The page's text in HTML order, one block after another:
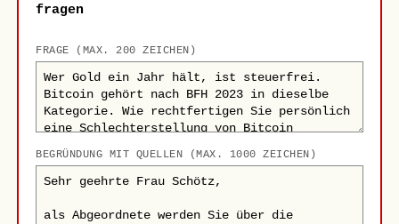
fragen
FRAGE (MAX. 200 ZEICHEN)
BEGRÜNDUNG MIT QUELLEN (MAX. 1000 ZEICHEN)